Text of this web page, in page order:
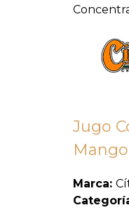
Jugo
Mango
Marca: